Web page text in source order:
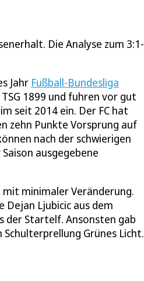
Die Analyse zum 3:1-
Jahr Fußball-Bundesliga
1899 und fuhren vor gut
seit 2014 ein. Der FC hat
zehn Punkte Vorsprung auf
nach der schwierigen
ausgegebene
minimaler Veränderung.
Dejan Ljubicic aus dem
der Startelf. Ansonsten gab
Grünes Licht.